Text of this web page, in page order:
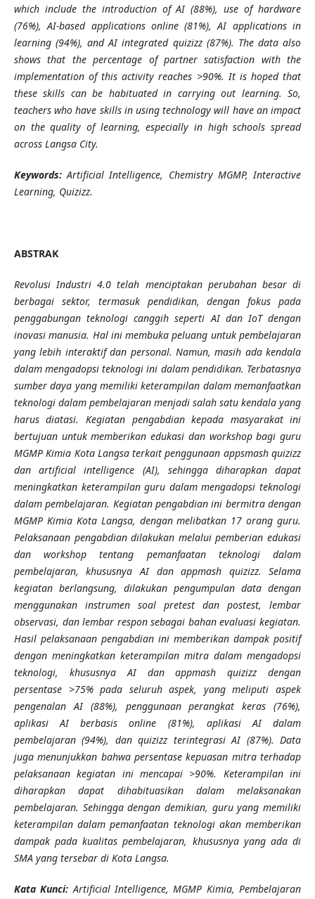
which include the introduction of AI (88%), use of hardware
(76%), AI-based applications online (81%), AI applications in
learning (94%), and AI integrated quizizz (87%). The data also
shows that the percentage of partner satisfaction with the
implementation of this activity reaches >90%. It is hoped that
these skills can be habituated in carrying out learning. So,
teachers who have skills in using technology will have an impact
on the quality of learning, especially in high schools spread
across Langsa City.
Keywords:Artificial Intelligence, Chemistry MGMP, Interactive
Learning, Quizizz.
ABSTRAK
Revolusi Industri 4.0 telah menciptakan perubahan besar di
berbagai sektor, termasuk pendidikan, dengan fokus pada
penggabungan teknologi canggih seperti AI dan IoT dengan
inovasi manusia. Hal ini membuka peluang untuk pembelajaran
yang lebih interaktif dan personal. Namun, masih ada kendala
dalam mengadopsi teknologi ini dalam pendidikan. Terbatasnya
sumber daya yang memiliki keterampilan dalam memanfaatkan
teknologi dalam pembelajaran menjadi salah satu kendala yang
harus diatasi. Kegiatan pengabdian kepada masyarakat ini
bertujuan untuk memberikan edukasi dan workshop bagi guru
MGMP Kimia Kota Langsa terkait penggunaan appsmash quizizz
dan artificial intelligence (AI), sehingga diharapkan dapat
meningkatkan keterampilan guru dalam mengadopsi teknologi
dalam pembelajaran. Kegiatan pengabdian ini bermitra dengan
MGMP Kimia Kota Langsa, dengan melibatkan 17 orang guru.
Pelaksanaan pengabdian dilakukan melalui pemberian edukasi
dan workshop tentang pemanfaatan teknologi dalam
pembelajaran, khususnya AI dan appmash quizizz. Selama
kegiatan berlangsung, dilakukan pengumpulan data dengan
menggunakan instrumen soal pretest dan postest, lembar
observasi, dan lembar respon sebagai bahan evaluasi kegiatan.
Hasil pelaksanaan pengabdian ini memberikan dampak positif
dengan meningkatkan keterampilan mitra dalam mengadopsi
teknologi, khususnya AI dan appmash quizizz dengan
persentase >75% pada seluruh aspek, yang meliputi aspek
pengenalan AI (88%), penggunaan perangkat keras (76%),
aplikasi AI berbasis online (81%), aplikasi AI dalam
pembelajaran (94%), dan quizizz terintegrasi AI (87%). Data
juga menunjukkan bahwa persentase kepuasan mitra terhadap
pelaksanaan kegiatan ini mencapai >90%. Keterampilan ini
diharapkan dapat dihabituasikan dalam melaksanakan
pembelajaran. Sehingga dengan demikian, guru yang memiliki
keterampilan dalam pemanfaatan teknologi akan memberikan
dampak pada kualitas pembelajaran, khususnya yang ada di
SMA yang tersebar di Kota Langsa.
Kata Kunci: Artificial Intelligence, MGMP Kimia, Pembelajaran